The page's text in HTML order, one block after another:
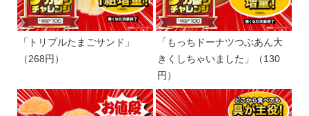
「トリプルたまごサンド」
（268円）
「もっちドーナツつぶあん大
きくしちゃいました」（130
円）